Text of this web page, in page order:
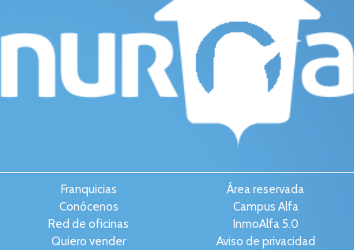
Franquicias
Conócenos
Red de oficinas
Quiero vender
Área reservada
Campus Alfa
InmoAlfa 5.0
Aviso de privacidad